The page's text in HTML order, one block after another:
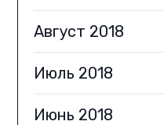
Август 2018
Июль 2018
Июнь 2018